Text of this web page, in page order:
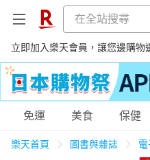
立即加入樂天會員，讓您邊購物
購物網分類
免運 美食 保健
樂天首頁 圖書與雜誌